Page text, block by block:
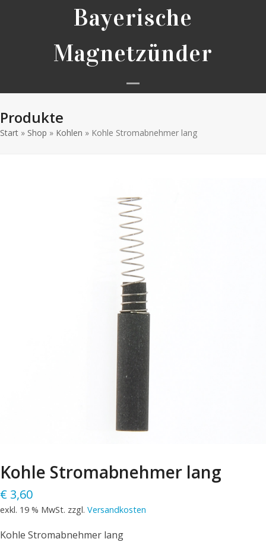
Bayerische
Magnetzünder
Open
menu
Close
menu
Produkte
Start » Shop » Kohlen » Kohle Stromabnehmer lang
Kohle Stromabnehmer lang
€ 3,60
exkl. 19 % MwSt. zzgl. Versandkosten
Kohle Stromabnehmer lang